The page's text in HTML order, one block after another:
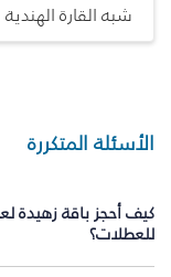
شبه القارة الهندية
الأسئلة المتكررة
كيف أحجز باقة زهيدة
للعطلات؟